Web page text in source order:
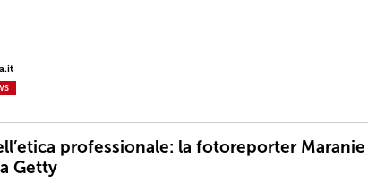
professionale: la fotoreporter Maranie
Getty